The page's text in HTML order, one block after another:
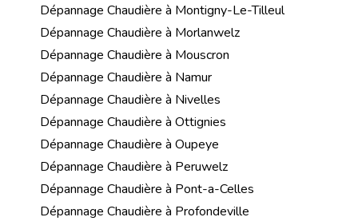
Dépannage Chaudière à Montigny-Le-Tilleul
Dépannage Chaudière à Morlanwelz
Dépannage Chaudière à Mouscron
Dépannage Chaudière à Namur
Dépannage Chaudière à Nivelles
Dépannage Chaudière à Ottignies
Dépannage Chaudière à Oupeye
Dépannage Chaudière à Peruwelz
Dépannage Chaudière à Pont-a-Celles
Dépannage Chaudière à Profondeville